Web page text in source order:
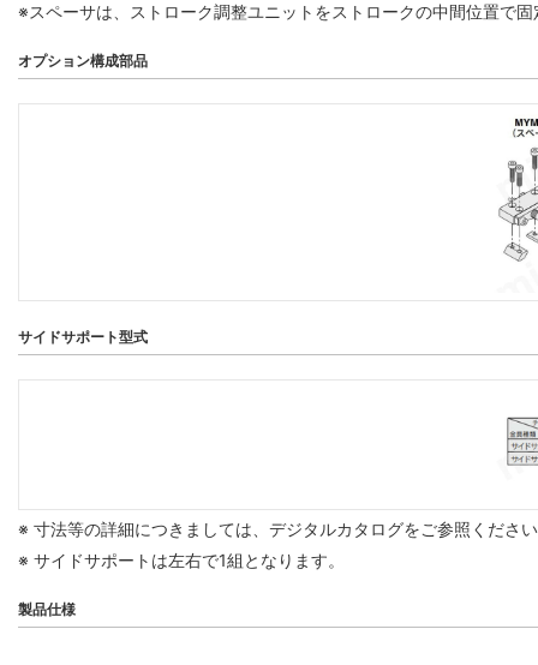
※スペーサは、ストローク調整ユニットをストロークの中間位置で
オプション構成部品
サイドサポート型式
※ 寸法等の詳細につきましては、デジタルカタログをご参照くださ
※ サイドサポートは左右で1組となります。
製品仕様